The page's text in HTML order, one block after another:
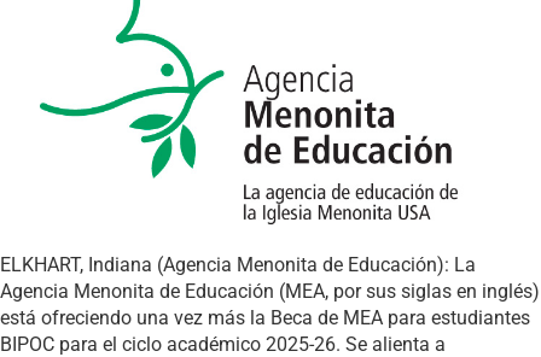
ELKHART, Indiana (Agencia Menonita de Educación): La
Agencia Menonita de Educación (MEA, por sus siglas en inglés)
está ofreciendo una vez más la Beca de MEA para estudiantes
BIPOC para el ciclo académico 2025-26. Se alienta a